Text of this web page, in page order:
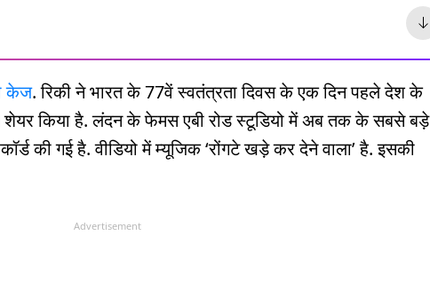
केज. रिकी ने भारत के 77वें स्वतंत्रता दिवस के एक दिन पहले देश के
शेयर किया है. लंदन के फेमस एबी रोड स्टूडियो में अब तक के सबसे बड़े
की गई है. वीडियो में म्यूजिक ‘रोंगटे खड़े कर देने वाला’ है. इसकी
Advertisement